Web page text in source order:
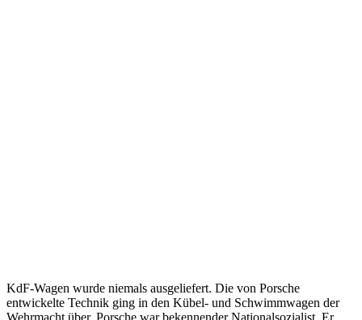
KdF-Wagen wurde niemals ausgeliefert. Die von Porsche
entwickelte Technik ging in den Kübel- und Schwimmwagen der
Wehrmacht über. Porsche war bekennender Nationalsozialist. Er